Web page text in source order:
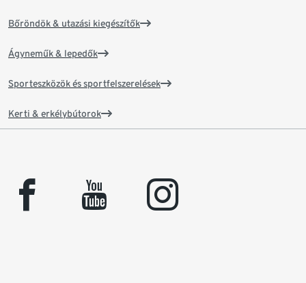
Bőröndök & utazási kiegészítők
Ágyneműk & lepedők
Sporteszközök és sportfelszerelések
Kerti & erkélybútorok
facebook youtube instagram